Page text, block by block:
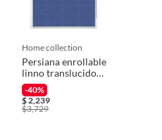
home collection
Persiana enrollable
linno translucido
azul 1.30mx2.60m
-40%
$2,239
$3,729